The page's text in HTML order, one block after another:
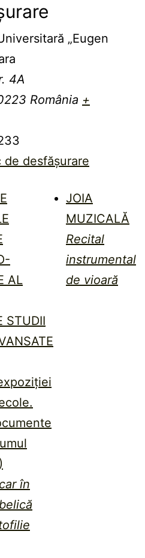
„Eugen
4A
România +
desfășurare
AL
STUDII
în
JOIA
MUZICALĂ
Recital
instrumental
de vioară